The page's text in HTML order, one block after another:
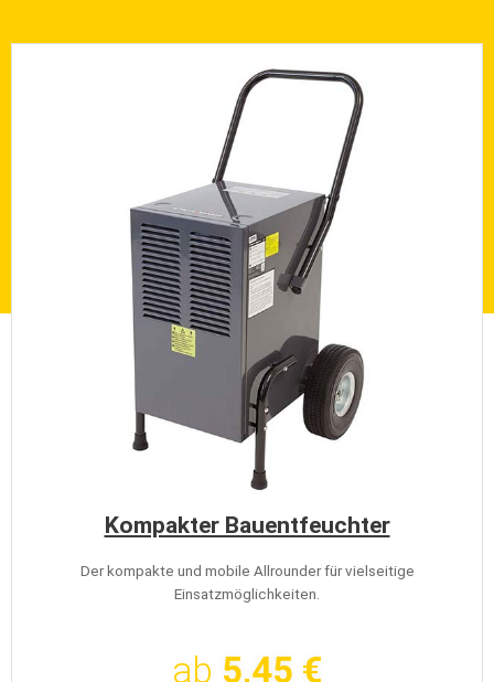
Kompakter Bauentfeuchter
Der kompakte und mobile Allrounder für vielseitige
Einsatzmöglichkeiten.
ab 5,45 €